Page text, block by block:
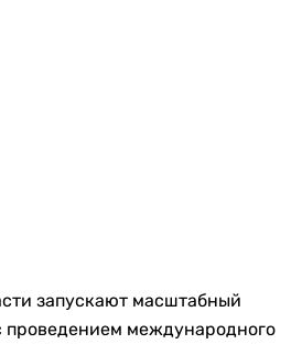
запускают масштабный
проведением международного